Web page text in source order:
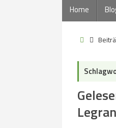
Inhalt
springen
Home
Start